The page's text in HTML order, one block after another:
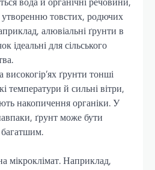
товстих, родючих
алювіальні ґрунти в
ідеальні для сільського
високогір’ях ґрунти тонші
температури й сильні вітри,
накопичення органіки. У
ґрунт може бути
мікроклімат. Наприклад,